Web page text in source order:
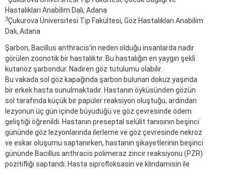
Hastalıkları Anabilim Dalı, Adana
3Çukurova Üniversitesi Tıp Fakültesi, Göz Hastalıkları Anabilim
Dalı, Adana
Şarbon, Bacillus anthracis'in neden olduğu insanlarda nadir
görülen zoonotik bir hastalıktır. Bu hastalığın en yaygın şekli
kutanöz şarbondur. Nadiren göz tutulumu olabilir.
Bu vakada sol göz kapağında şarbon bulunan dokuz yaşında
bir erkek hasta sunulmaktadır. Hastanın öyküsünden gözün
sol tarafında küçük bir papüler reaksiyon oluştuğu, ardından
lezyonun üç gün içinde büyüdüğü ve göz çevresinde ödem
geliştiği öğrenildi. Hastanın preseptal selülit tanısının beşinci
gününde göz lezyonlarında ilerleme ve göz çevresinde nekroz
ve eskar oluşumu saptanırken, hastanın şikayetlerinin beşinci
gününde Bacillus anthracis polimeraz zincir reaksiyonu (PZR)
pozitifliği saptandı. Hasta siprofloksasin ve klindamisin ile